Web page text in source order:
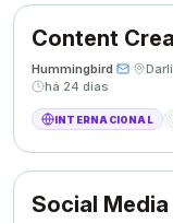
Hummingbird· ·
há 24 dias
INTERNACIONAL
Social